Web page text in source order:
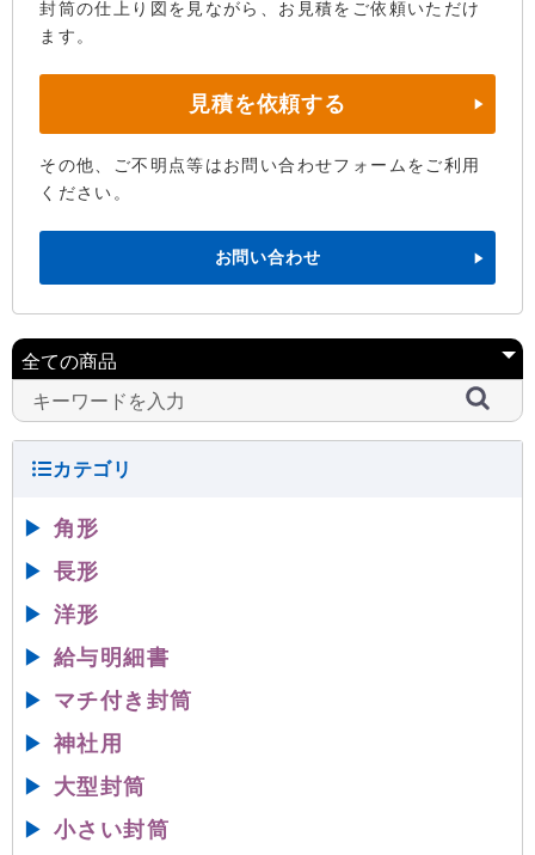
封筒の仕上り図を見ながら、お見積をご依頼いただけ
ます。
見積を依頼する
その他、ご不明点等はお問い合わせフォームをご利用
ください。
お問い合わせ
▶ 角形
▶ 長形
▶ 洋形
▶ 給与明細書
▶ マチ付き封筒
▶ 神社用
▶ 大型封筒
▶ 小さい封筒